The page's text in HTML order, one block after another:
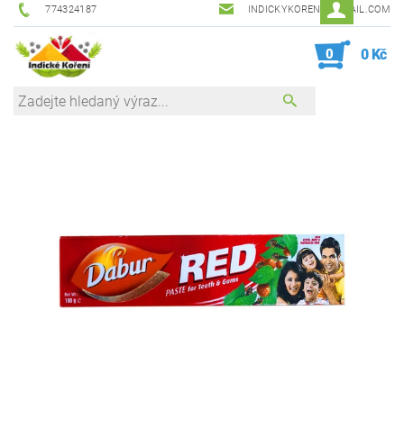
774324187 INDICKYKORENI@GMAIL.COM
0 0 Kč